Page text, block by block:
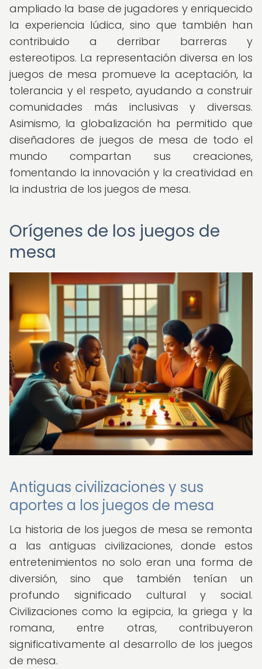
ampliado la base de jugadores y enriquecido
la experiencia lúdica, sino que también han
contribuido a derribar barreras y
estereotipos. La representación diversa en los
juegos de mesa promueve la aceptación, la
tolerancia y el respeto, ayudando a construir
comunidades más inclusivas y diversas.
Asimismo, la globalización ha permitido que
diseñadores de juegos de mesa de todo el
mundo compartan sus creaciones,
fomentando la innovación y la creatividad en
la industria de los juegos de mesa.
Orígenes de los juegos de
mesa
Antiguas civilizaciones y sus
aportes a los juegos de mesa
La historia de los juegos de mesa se remonta
a las antiguas civilizaciones, donde estos
entretenimientos no solo eran una forma de
diversión, sino que también tenían un
profundo significado cultural y social.
Civilizaciones como la egipcia, la griega y la
romana, entre otras, contribuyeron
significativamente al desarrollo de los juegos
de mesa.